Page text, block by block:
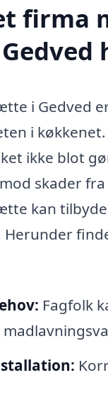
firma
i Gedved
i
ikke blot
skader
kan
Fagfolk